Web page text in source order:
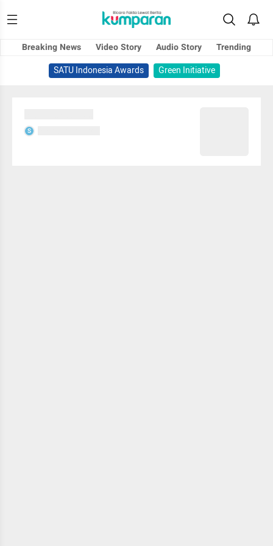
Breaking News Video Story Audio Story
Trending
SATU Indonesia Awards
Green Initiative
S